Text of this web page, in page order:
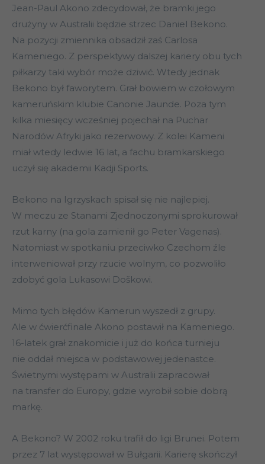
Jean-Paul Akono zdecydował, że bramki jego
drużyny w Australii będzie strzec Daniel Bekono.
Na pozycji zmiennika obsadził zaś Carlosa
Kameniego. Z perspektywy dalszej kariery obu tych
piłkarzy taki wybór może dziwić. Wtedy jednak
Bekono był faworytem. Grał bowiem w czołowym
kameruńskim klubie Canonie Jaunde. Poza tym
kilka miesięcy wcześniej pojechał na Puchar
Narodów Afryki jako rezerwowy. Z kolei Kameni
miał wtedy ledwie 16 lat, a fachu bramkarskiego
uczył się akademii Kadji Sports.
Bekono na Igrzyskach spisał się nie najlepiej.
W meczu ze Stanami Zjednoczonymi sprokurował
rzut karny (na gola zamienił go Peter Vagenas).
Natomiast w spotkaniu przeciwko Czechom źle
interweniował przy rzucie wolnym, co pozwoliło
zdobyć gola Lukasowi Doškowi.
Mimo tych błędów Kamerun wyszedł z grupy.
Ale w ćwierćfinale Akono postawił na Kameniego.
16-latek grał znakomicie i już do końca turnieju
nie oddał miejsca w podstawowej jedenastce.
Świetnymi występami w Australii zapracował
na transfer do Europy, gdzie wyrobił sobie dobrą
markę.
A Bekono? W 2002 roku trafił do ligi Brunei. Potem
przez 7 lat występował w Bułgarii. Karierę skończył